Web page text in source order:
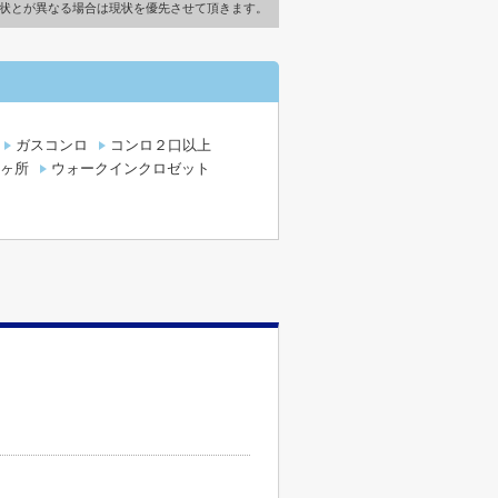
とが異なる場合は現状を優先させて頂きます。
ガスコンロ
コンロ２口以上
所
ウォークインクロゼット